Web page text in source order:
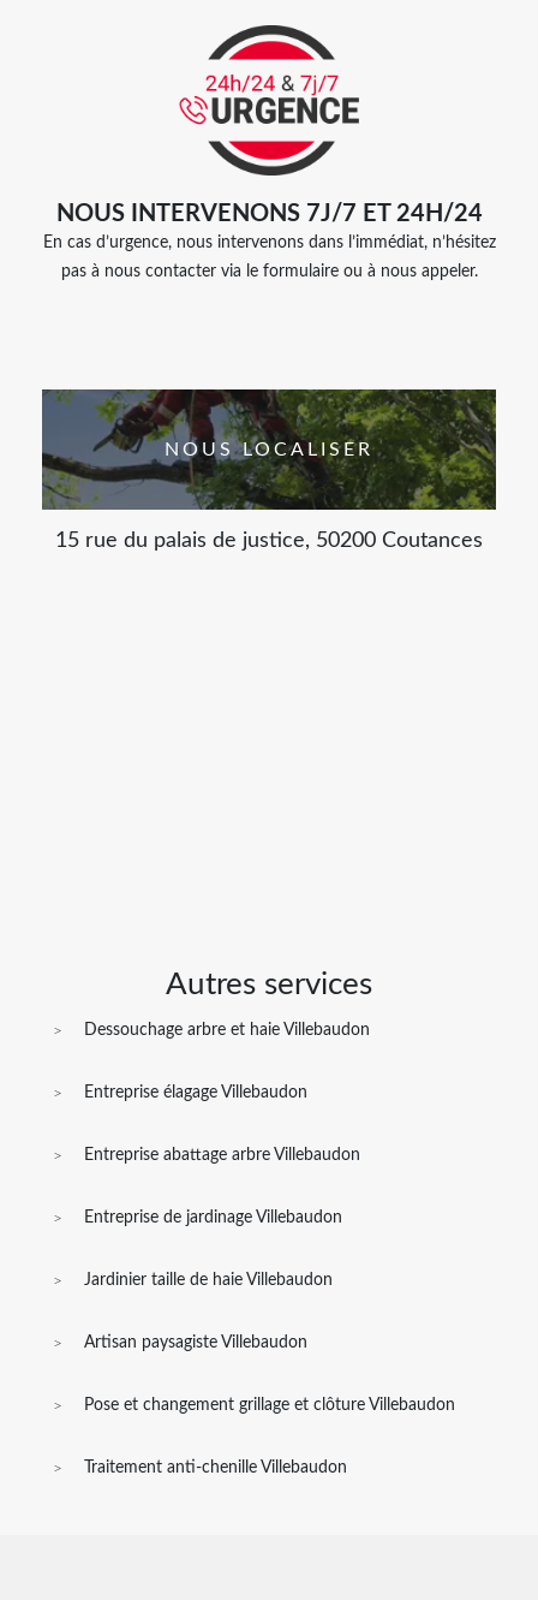
NOUS INTERVENONS 7J/7 ET 24H/24
En cas d’urgence, nous intervenons dans l’immédiat, n’hésitez
pas à nous contacter via le formulaire ou à nous appeler.
NOUS LOCALISER
15 rue du palais de justice, 50200 Coutances
Autres services
Dessouchage arbre et haie Villebaudon
Entreprise élagage Villebaudon
Entreprise abattage arbre Villebaudon
Entreprise de jardinage Villebaudon
Jardinier taille de haie Villebaudon
Artisan paysagiste Villebaudon
Pose et changement grillage et clôture Villebaudon
Traitement anti-chenille Villebaudon